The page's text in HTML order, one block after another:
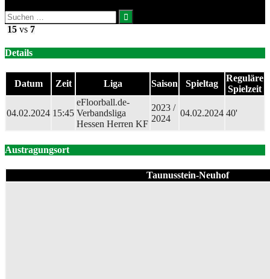
Suchen
nach:
15 vs 7
Details
Datum Zeit Liga Saison Spieltag
Reguläre
Spielzeit
04.02.2024 15:45
eFloorball.de-
Verbandsliga
Hessen Herren KF
2023 /
2024
04.02.2024 40'
Austragungsort
Taunusstein-Neuhof